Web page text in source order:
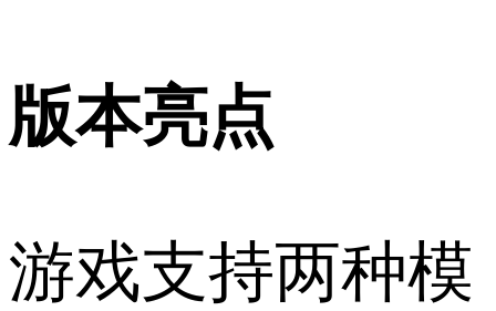
版本亮点
游戏支持两种模